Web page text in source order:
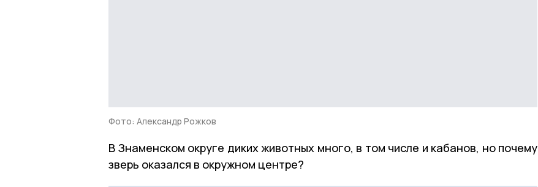
Фото: Александр Рожков
В Знаменском округе диких животных много, в том числе и кабанов, но почему
зверь оказался в окружном центре?